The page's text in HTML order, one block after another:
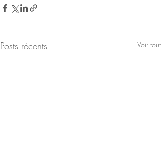
Posts récents Voir tout